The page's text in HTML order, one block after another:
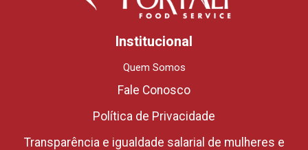
Institucional
Quem Somos
Fale Conosco
Política de Privacidade
Transparência e igualdade salarial de mulheres e